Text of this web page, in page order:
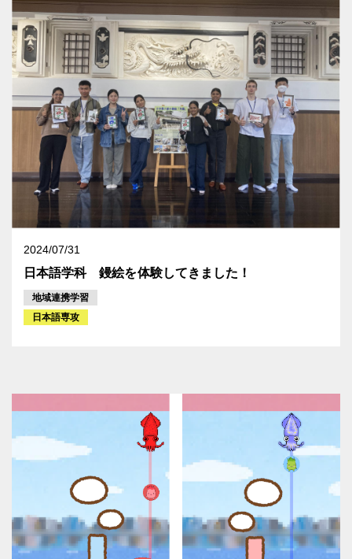
2024/07/31
日本語学科 鏝絵を体験してきました！
地域連携学習
日本語専攻